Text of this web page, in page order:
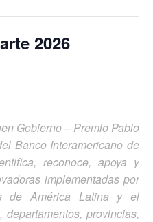
2026
Gobierno – Premio Pablo
Banco Interamericano de
reconoce, apoya y
implementadas por
de América Latina y el
provincias,